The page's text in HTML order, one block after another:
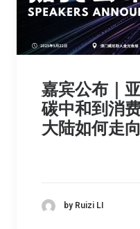
嘉宾公布｜
碳中和到消
大陆如何走
by Ruizi LI